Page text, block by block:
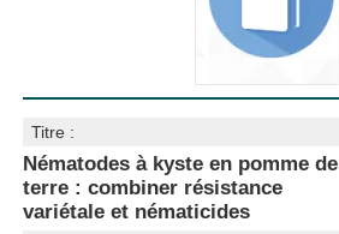
Titre :
Nématodes à kyste en pomme de
terre : combiner résistance
variétale et nématicides